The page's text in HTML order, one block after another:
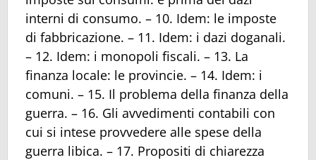
interni di consumo. – 10. Idem: le imposte
di fabbricazione. – 11. Idem: i dazi doganali.
– 12. Idem: i monopoli fiscali. – 13. La
finanza locale: le provincie. – 14. Idem: i
comuni. – 15. Il problema della finanza della
guerra. – 16. Gli avvedimenti contabili con
cui si intese provvedere alle spese della
guerra libica. – 17. Propositi di chiarezza